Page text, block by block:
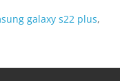
galaxy s22 plus,